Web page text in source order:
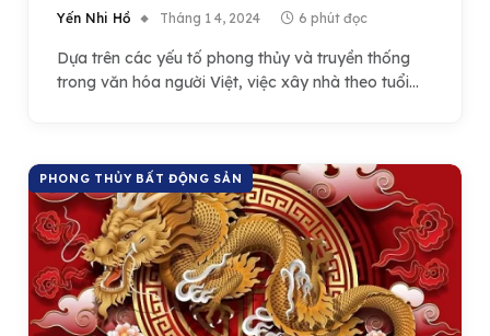
Yến Nhi Hồ Tháng 1 4, 2024 6 phút đọc
Dựa trên các yếu tố phong thủy và truyền thống
trong văn hóa người Việt, việc xây nhà theo tuổi…
PHONG THỦY BẤT ĐỘNG SẢN